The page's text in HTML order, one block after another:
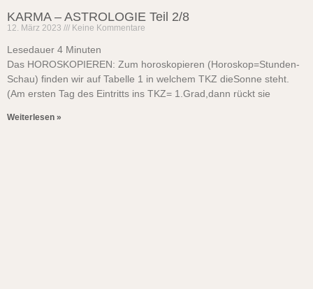
KARMA – ASTROLOGIE Teil 2/8
12. März 2023 Keine Kommentare
Lesedauer 4 Minuten
Das HOROSKOPIEREN: Zum horoskopieren (Horoskop=Stunden-
Schau) finden wir auf Tabelle 1 in welchem TKZ dieSonne steht.
(Am ersten Tag des Eintritts ins TKZ= 1.Grad,dann rückt sie
Weiterlesen »